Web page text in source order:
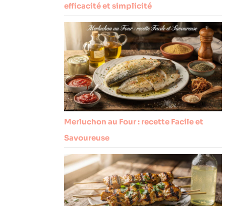
efficacité et simplicité
Merluchon au Four : recette Facile et
Savoureuse